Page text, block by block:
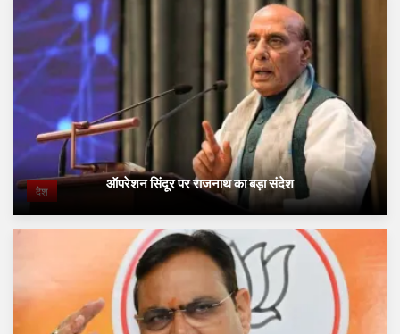
देश ऑपरेशन सिंदूर पर राजनाथ का बड़ा संदेश